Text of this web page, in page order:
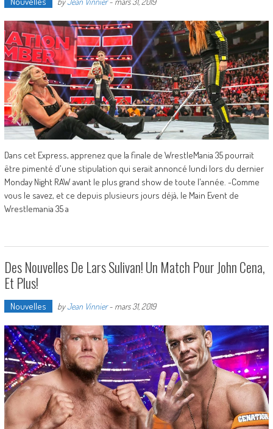
Dans cet Express, apprenez que la finale de WrestleMania 35 pourrait
être pimenté d'une stipulation qui serait annoncé lundi lors du dernier
Monday Night RAW avant le plus grand show de toute l'année. -Comme
vous le savez, et ce depuis plusieurs jours déjà, le Main Event de
Wrestlemania 35 a
Des Nouvelles De Lars Sulivan! Un Match Pour John Cena,
Et Plus!
Nouvelles byJean Vinnier- mars 31, 2019